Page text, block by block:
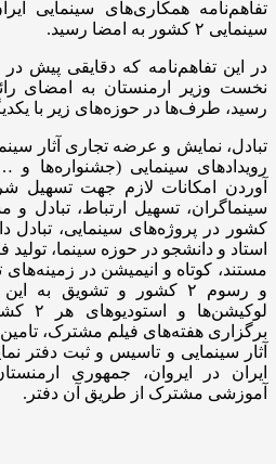
تفاهم‌نامه همکاری‌های سینمایی
سینمایی ۲ کشور به امضا رسید.
در این تفاهم‌نامه که دقایقی پیش
نخست وزیر ارمنستان به امضای
رسید، طرف‌ها در حوزه‌های زیر با
تبادل، نمایش و عرضه تجاری آثار
آوردن امکانات لازم جهت تسهیل
کشور در پروژه‌های سینمایی،
استاد و دانشجو در حوزه سینما،
مستند، کوتاه و انیمیشن در
و رسوم ۲ کشور و تشویق به
برگزاری هفته‌های فیلم مشترک،
آثار سینمایی و تاسیس و ثبت دفتر
ایران در ایروان، جمهوری
آموزشی مشترک از طریق آن دفتر.